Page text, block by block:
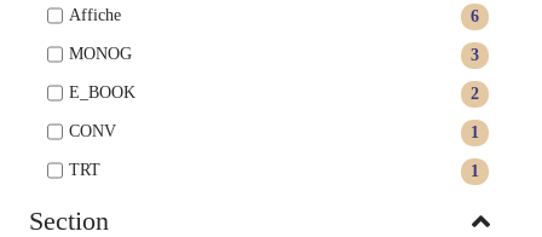
6
Affiche
3
MONOG
2
E_BOOK
1
CONV
1
TRT
Section